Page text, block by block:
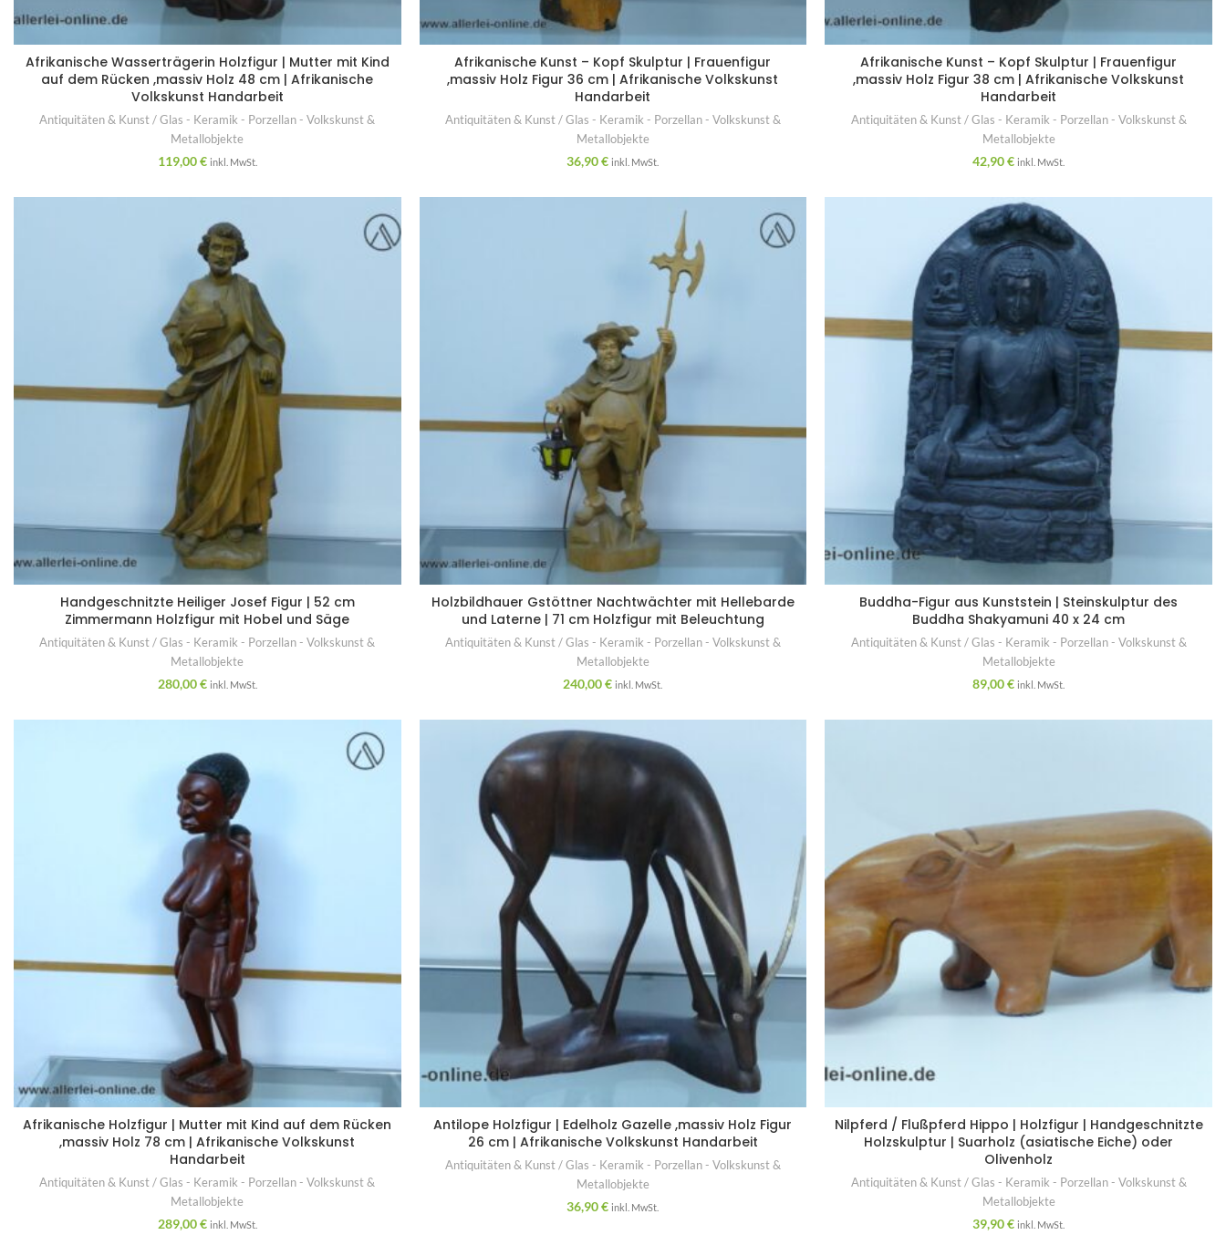
Afrikanische Wasserträgerin Holzfigur | Mutter mit Kind
auf dem Rücken ,massiv Holz 48 cm | Afrikanische
Volkskunst Handarbeit
Antiquitäten & Kunst / Glas - Keramik - Porzellan - Volkskunst &
Metallobjekte
119,00€ inkl. MwSt.
Afrikanische Kunst – Kopf Skulptur | Frauenfigur
,massiv Holz Figur 36 cm | Afrikanische Volkskunst
Handarbeit
Antiquitäten & Kunst / Glas - Keramik - Porzellan - Volkskunst &
Metallobjekte
36,90€ inkl. MwSt.
Afrikanische Kunst – Kopf Skulptur | Frauenfigur
,massiv Holz Figur 38 cm | Afrikanische Volkskunst
Handarbeit
Antiquitäten & Kunst / Glas - Keramik - Porzellan - Volkskunst &
Metallobjekte
42,90€ inkl. MwSt.
Handgeschnitzte Heiliger Josef Figur | 52 cm
Zimmermann Holzfigur mit Hobel und Säge
Antiquitäten & Kunst / Glas - Keramik - Porzellan - Volkskunst &
Metallobjekte
280,00€ inkl. MwSt.
Holzbildhauer Gstöttner Nachtwächter mit Hellebarde
und Laterne | 71 cm Holzfigur mit Beleuchtung
Antiquitäten & Kunst / Glas - Keramik - Porzellan - Volkskunst &
Metallobjekte
240,00€ inkl. MwSt.
Buddha-Figur aus Kunststein | Steinskulptur des
Buddha Shakyamuni 40 x 24 cm
Antiquitäten & Kunst / Glas - Keramik - Porzellan - Volkskunst &
Metallobjekte
89,00€ inkl. MwSt.
Afrikanische Holzfigur | Mutter mit Kind auf dem Rücken
,massiv Holz 78 cm | Afrikanische Volkskunst
Handarbeit
Antiquitäten & Kunst / Glas - Keramik - Porzellan - Volkskunst &
Metallobjekte
289,00€ inkl. MwSt.
Antilope Holzfigur | Edelholz Gazelle ,massiv Holz Figur
26 cm | Afrikanische Volkskunst Handarbeit
Antiquitäten & Kunst / Glas - Keramik - Porzellan - Volkskunst &
Metallobjekte
36,90€ inkl. MwSt.
Nilpferd / Flußpferd Hippo | Holzfigur | Handgeschnitzte
Holzskulptur | Suarholz (asiatische Eiche) oder
Olivenholz
Antiquitäten & Kunst / Glas - Keramik - Porzellan - Volkskunst &
Metallobjekte
39,90€ inkl. MwSt.